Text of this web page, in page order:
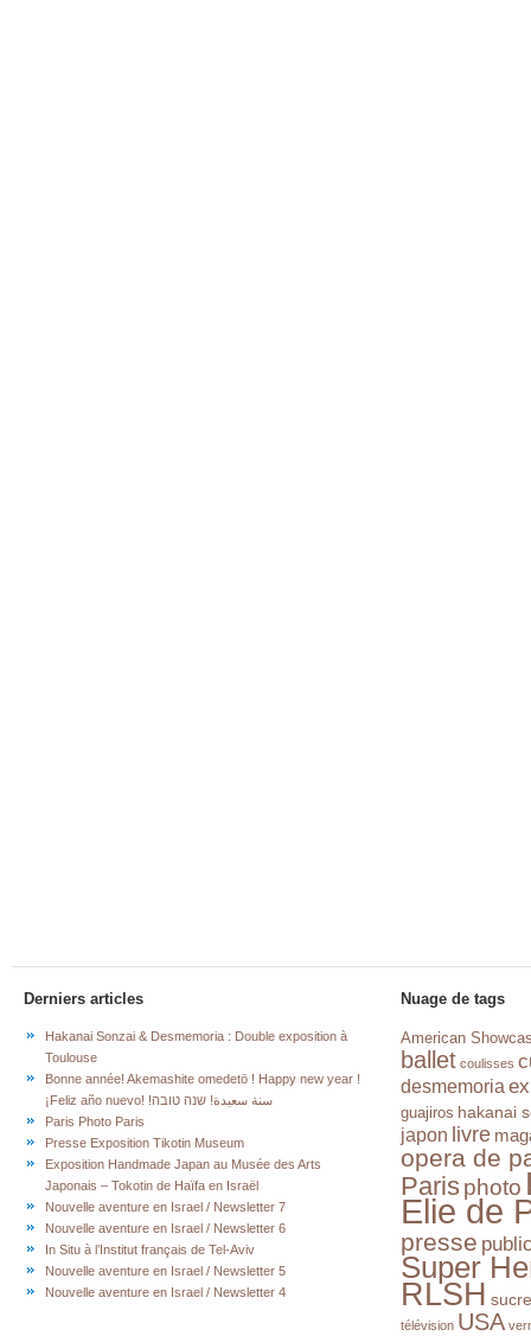
Derniers articles
Hakanai Sonzai & Desmemoria : Double exposition à
Toulouse
Bonne année! Akemashite omedetō ! Happy new year !
¡Feliz año nuevo! !سنة سعيدة! שנה טובה
Paris Photo Paris
Presse Exposition Tikotin Museum
Exposition Handmade Japan au Musée des Arts
Japonais – Tokotin de Haïfa en Israël
Nouvelle aventure en Israel / Newsletter 7
Nouvelle aventure en Israel / Newsletter 6
In Situ à l’Institut français de Tel-Aviv
Nouvelle aventure en Israel / Newsletter 5
Nouvelle aventure en Israel / Newsletter 4
Nuage de tags
American
ballet coulisses
desmemoria
guajiros hakanai
japon livre
opera de
Paris photo
Elie de
presse
Super
RLSH sucre
télévision USA